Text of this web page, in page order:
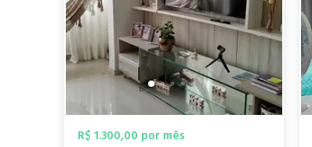
R$ 1.300,00 por mês